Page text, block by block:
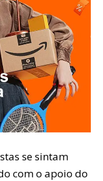
se sintam
com o apoio do